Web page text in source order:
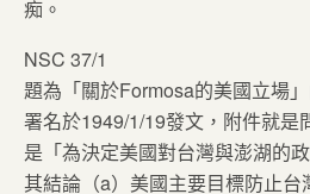
痴。
NSC 37/1
題為「關於Formosa的美國立場
署名於1949/1/19發文，附件就是
是「為決定美國對台灣與澎湖的
其結論（a）美國主要目標防止